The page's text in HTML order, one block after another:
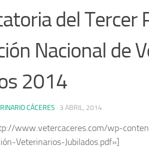
del Tercer
Nacional de
2014
CÁCERES · 3 ABRIL, 2014
www.vetercaceres.com/wp-
Veterinarios-Jubilados.pdf»]